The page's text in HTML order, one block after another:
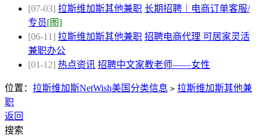
[07-03] 拉斯维加斯其他兼职 长期招聘｜电商订单客服/
专员[图]
[06-11] 拉斯维加斯其他兼职 招聘电商代理 可居家灵活
兼职办公
[01-12] 热点资讯 招聘中文家教老师——女性
位置： 拉斯维加斯NetWish美国分类信息 > 拉斯维加斯其他兼
职
返回
搜索